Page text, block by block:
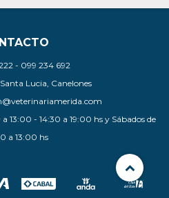
- 099 234 692
Lucia, Canelones
13:00 - 14:30 a 19:00 hs y Sábados de
a 13:00 hs